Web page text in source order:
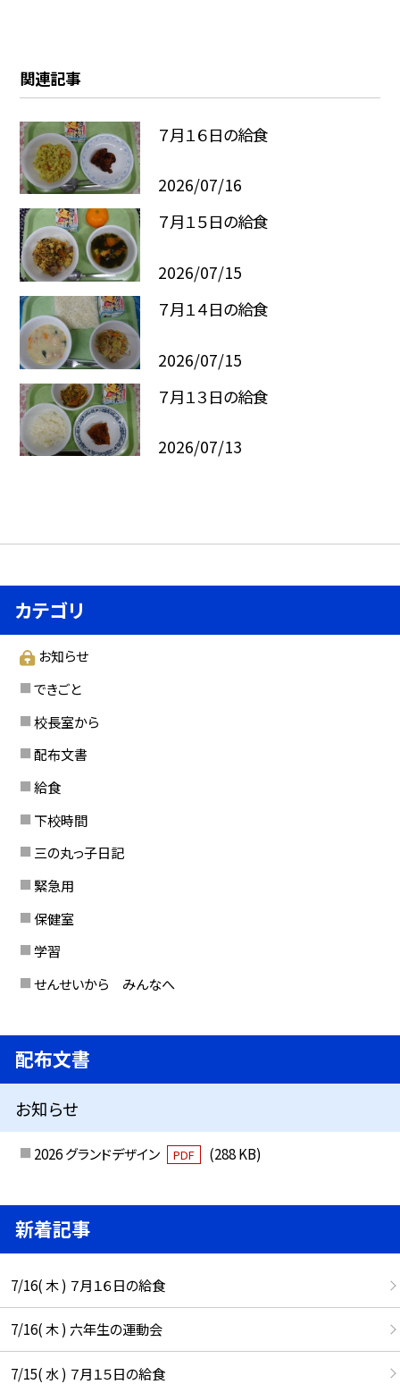
関連記事
７月１６日の給食
2026/07/16
７月１５日の給食
2026/07/15
７月１４日の給食
2026/07/15
７月１３日の給食
2026/07/13
カテゴリ
お知らせ
できごと
校長室から
配布文書
給食
下校時間
三の丸っ子日記
緊急用
保健室
学習
せんせいから みんなへ
配布文書
お知らせ
2026 グランドデザイン PDF (288 KB)
新着記事
7/16( 木 ) ７月１６日の給食
7/16( 木 ) 六年生の運動会
7/15( 水 ) ７月１５日の給食